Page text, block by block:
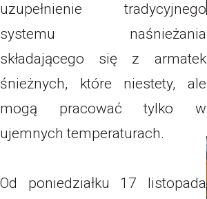
uzupełnienie tradycyjnego
systemu naśnieżania
składającego się z armatek
śnieżnych, które niestety, ale
mogą pracować tylko w
ujemnych temperaturach.
Od poniedziałku 17 listopada